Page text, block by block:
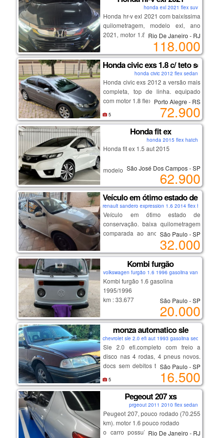
honda exl 2021 flex suv
Honda hr-v exl 2021 com baixíssima
quilometragem, modelo exl, ano
2021, motor 1.8 flex sohc i-vtec com
potência de 140 cv, câmbio
automático cvt, assistente de partida
em rampa, excelente espaço
interno, conforto para cidade e
estrada, baixo custo de
manutenção, alta confiabilidade
mecânica, todo revisado na
concessionária honda, manual do
proprietário, chave reserva, detalhes
em black piano, ar-condicionado
digital automático gelando, central
multimidia touchscreen, rodas de
medidor de distância, sensores de
estacionamento, engate, ponteira,
antena estilo tubarão, controle
remoto para rádio no volante
multifiuncional, piloto automático,
pneus novos, airbag laterais,
frontais e de cortina, sistema isofix
para cadeirinha de bebe, banco
traseiro bipartido, engate, cluster
com conta-giros, velocímetro e
display digital com nível de
combustível e computador de bordo,
além de econômetro, conexão usb e
auxiliar, banco de couro, banco do
motorista e volante com ajuste de
altura, alarme, vidros elétricos e
freios abs.. carro de mulher –olhou
levou. preço: r$118.000,00. tel: (21)
98444-3050 / (21) 98755-5676
(somente zap).
Rio De Janeiro - RJ
118.000
Honda civic exs 1.8 c/ teto solar
honda civic 2012 flex sedan
Honda civic exs 2012 a versão mais
completa, top de linha. equipado
com motor 1.8 flex (140 cv) e câmbio
automático de 5 marchas, teto solar,
controle de estabilidade, bancos em
couro e paddle shifts (cambio
Porto Alegre - RS
72.900
5
Honda fit ex
honda 2015 flex hatch
Honda fit ex 1.5 aut 2015
modelo novo
veículo revisado
cautelar aprovado
manual e chave cópia
ipva e licenciamento 2026
oportunidade com qualidade e
São José Dos Campos - SP
62.900
Veículo em ótimo estado de
renault sandero expression 1.6 2014 flex hatch
Veículo em ótimo estado de
conservação. baixa quilometragem
comparada ao ano de fabricação.
sem dívidas, ipva pago, possui
seguro.
São Paulo - SP
32.000
Kombi furgão
volkswagen furgão 1.6 1996 gasolina van
Kombi furgão 1.6 gasolina
1995/1996
km : 33.677
km original, pneus em bom estado,
funcionando.
com troca recente da bateria, tanque
e limpeza completa da carburação
São Paulo - SP
20.000
monza automatico sle
chevrolet sle 2.0 efi aut 1993 gasolina sedan
Sle 2.0 efi.completo com freio a
disco nas 4 rodas, 4 pneus novos.
docs sem debitos tudo ok em meu
nome. bancos com ajuste de altura,
motor e cambio ok. carro funcional
de uso diario muito bom de andar.
São Paulo - SP
16.500
5
Pegeout 207 xs
prgeout 2011 2010 flex sedan
Peugeot 207, pouco rodado (70.255
km). motor 1.6 pouco rodado
o carro possui ar condicionado e
Rio De Janeiro - RJ